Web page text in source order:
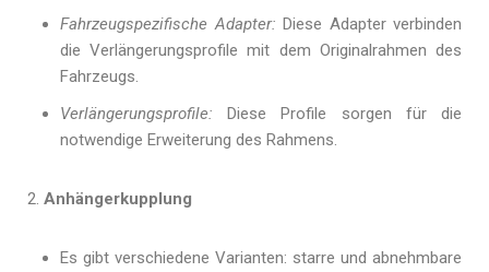
Fahrzeugspezifische Adapter: Diese Adapter verbinden
die Verlängerungsprofile mit dem Originalrahmen des
Fahrzeugs.
Verlängerungsprofile: Diese Profile sorgen für die
notwendige Erweiterung des Rahmens.
Anhängerkupplung
Es gibt verschiedene Varianten: starre und abnehmbare